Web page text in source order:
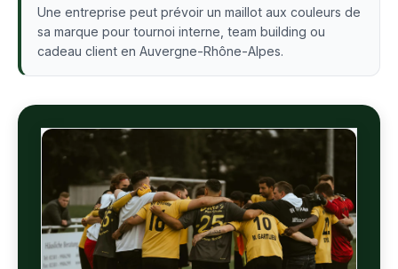
Une entreprise peut prévoir un maillot aux couleurs de
sa marque pour tournoi interne, team building ou
cadeau client en Auvergne-Rhône-Alpes.